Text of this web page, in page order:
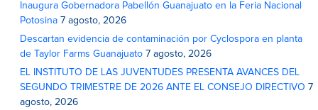
Inaugura Gobernadora Pabellón Guanajuato en la Feria Nacional
Potosina 7 agosto, 2026
Descartan evidencia de contaminación por Cyclospora en planta
de Taylor Farms Guanajuato 7 agosto, 2026
EL INSTITUTO DE LAS JUVENTUDES PRESENTA AVANCES DEL
SEGUNDO TRIMESTRE DE 2026 ANTE EL CONSEJO DIRECTIVO 7
agosto, 2026